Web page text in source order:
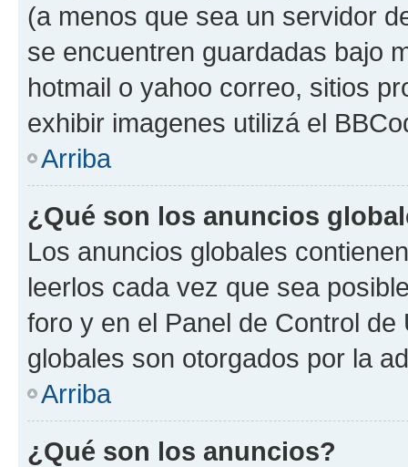
(a menos que sea un servidor
se encuentren guardadas bajo
hotmail o yahoo correo, sitios
exhibir imagenes utilizá el
Arriba
¿Qué son los anuncios
Los anuncios globales
leerlos cada vez que sea
foro y en el Panel de Control
globales son otorgados por la
Arriba
¿Qué son los anuncios?